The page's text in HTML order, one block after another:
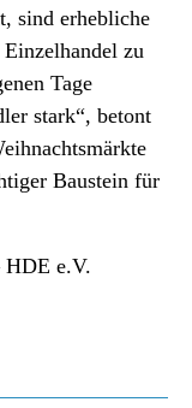
sind erhebliche
zu
Tage
stark“, betont
Baustein für
HDE e.V.